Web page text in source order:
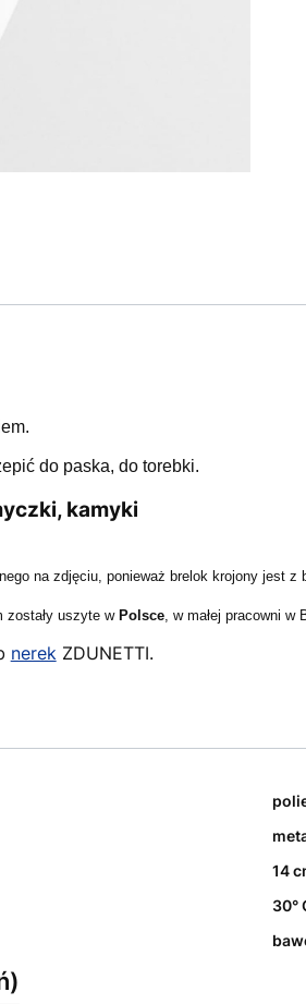
do paska, do torebki.
kamyki
na zdjęciu, ponieważ brelok krojony jest z
zostały uszyte w Polsce, w małej pracowni w
nerekZDUNETTI.
14
30°